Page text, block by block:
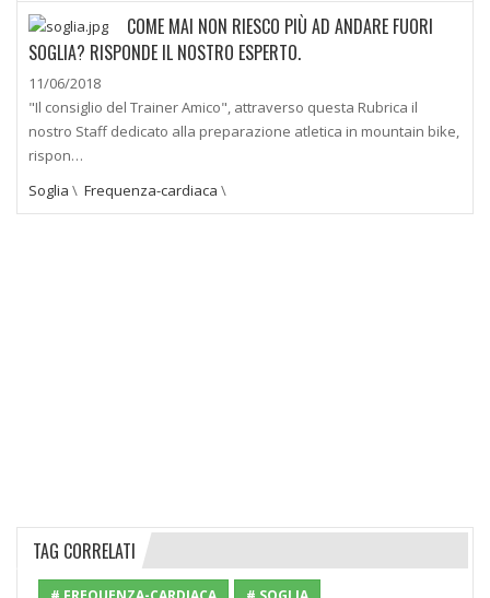
COME MAI NON RIESCO PIÙ AD ANDARE FUORI
SOGLIA? RISPONDE IL NOSTRO ESPERTO.
11/06/2018
"Il consiglio del Trainer Amico", attraverso questa Rubrica il
nostro Staff dedicato alla preparazione atletica in mountain bike,
rispon…
Soglia \ Frequenza-cardiaca \
TAG CORRELATI